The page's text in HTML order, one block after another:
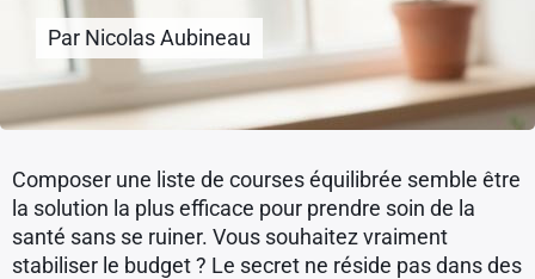
Par Nicolas Aubineau
Composer une liste de courses équilibrée semble être
la solution la plus efficace pour prendre soin de la
santé sans se ruiner. Vous souhaitez vraiment
stabiliser le budget ? Le secret ne réside pas dans des